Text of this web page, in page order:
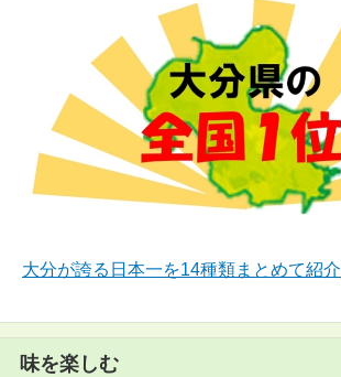
大分が誇る日本一を14種類まとめて紹介
味を楽しむ